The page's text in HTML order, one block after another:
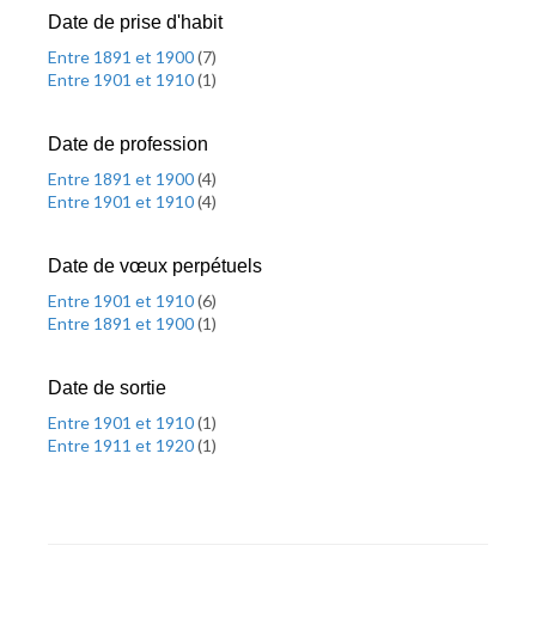
Date de prise d'habit
Entre 1891 et 1900(7)
Entre 1901 et 1910(1)
Date de profession
Entre 1891 et 1900(4)
Entre 1901 et 1910(4)
Date de vœux perpétuels
Entre 1901 et 1910(6)
Entre 1891 et 1900(1)
Date de sortie
Entre 1901 et 1910(1)
Entre 1911 et 1920(1)